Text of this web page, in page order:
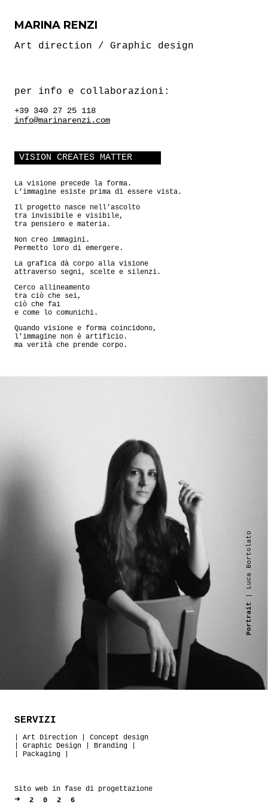
MARINA RENZI
Art direction / Graphic design
per info e collaborazioni:
+39 340 27 25 118
info@marinarenzi.com
VISION CREATES MATTER
La visione precede la forma.
L’immagine esiste prima di essere vista.
Il progetto nasce nell’ascolto
tra invisibile e visibile,
tra pensiero e materia.
Non creo immagini.
Permetto loro di emergere.
La grafica dà corpo alla visione
attraverso segni, scelte e silenzi.
Cerco allineamento
tra ciò che sei,
ciò che fai
e come lo comunichi.
Quando visione e forma coincidono,
l’immagine non è artificio.
ma verità che prende corpo.
SERVIZI
Art Direction
Concept design
Graphic Design Branding
Packaging
Sito web in fase di progettazione
➜ 2026
Portrait
| Luca Bortolato